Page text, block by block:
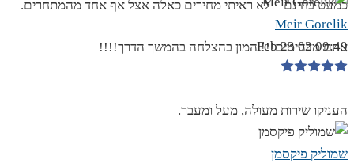
כמעט בחינם – לא ראיתי מחירים כאלה אצל אף אחד מהמתחרים.
אתם מדהימים!!! המון בהצלחה בהמשך הדרך!!!!
Meir Gorelik
09:49 02 Feb 23
העניקו שירות מעולה, מעל ומעבר.
שמוליק פיקסמן